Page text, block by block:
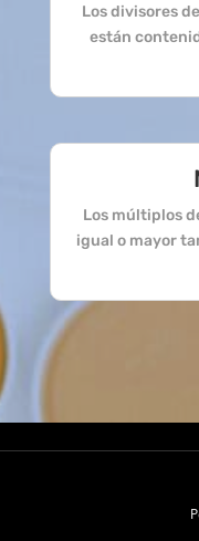
Los divisores
están
Los múltiplos
igual o mayor